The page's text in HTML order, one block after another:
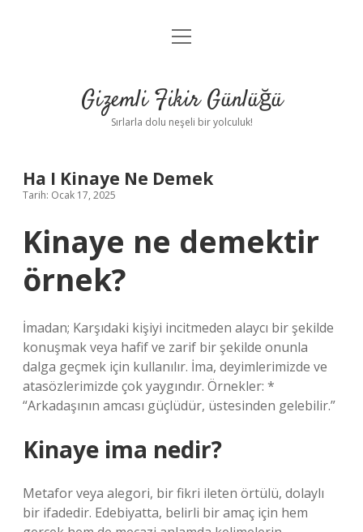
Anasayfa
Yasal Uyarı
menüyü
Gizemli Fikir Günlüğü
Sırlarla dolu neşeli bir yolculuk!
Ha I Kinaye Ne Demek
Tarih: Ocak 17, 2025
Kinaye ne demektir
örnek?
İmadan; Karşıdaki kişiyi incitmeden alaycı bir şekilde
konuşmak veya hafif ve zarif bir şekilde onunla
dalga geçmek için kullanılır. İma, deyimlerimizde ve
atasözlerimizde çok yaygındır. Örnekler: *
“Arkadaşının amcası güçlüdür, üstesinden gelebilir.”
Kinaye ima nedir?
Metafor veya alegori, bir fikri ileten örtülü, dolaylı
bir ifadedir. Edebiyatta, belirli bir amaç için hem